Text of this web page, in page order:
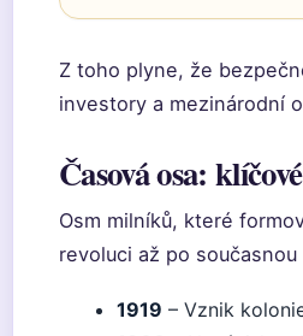
Z toho plyne, že
investory a mezinárodní
Časová osa:
Osm milníků, které
revoluci až po současnou
1919 – Vznik